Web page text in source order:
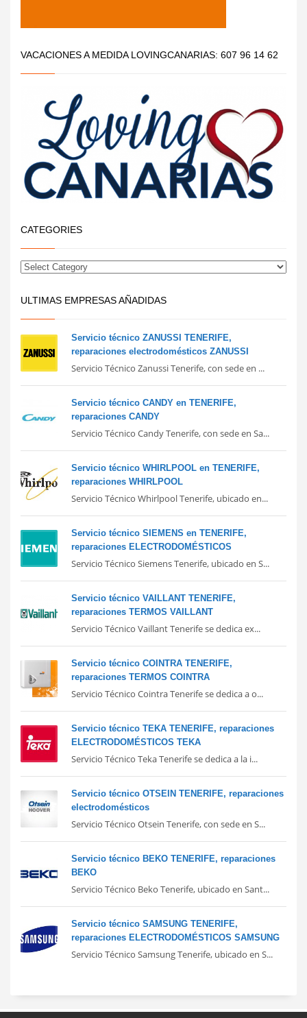
VACACIONES A MEDIDA LOVINGCANARIAS: 607 96 14 62
CATEGORIES
ULTIMAS EMPRESAS AÑADIDAS
Servicio técnico ZANUSSI TENERIFE,
reparaciones electrodomésticos ZANUSSI
Servicio Técnico Zanussi Tenerife, con sede en ...
Servicio técnico CANDY en TENERIFE,
reparaciones CANDY
Servicio Técnico Candy Tenerife, con sede en Sa...
Servicio técnico WHIRLPOOL en TENERIFE,
reparaciones WHIRLPOOL
Servicio Técnico Whirlpool Tenerife, ubicado en...
Servicio técnico SIEMENS en TENERIFE,
reparaciones ELECTRODOMÉSTICOS
Servicio Técnico Siemens Tenerife, ubicado en S...
Servicio técnico VAILLANT TENERIFE,
reparaciones TERMOS VAILLANT
Servicio Técnico Vaillant Tenerife se dedica ex...
Servicio técnico COINTRA TENERIFE,
reparaciones TERMOS COINTRA
Servicio Técnico Cointra Tenerife se dedica a o...
Servicio técnico TEKA TENERIFE, reparaciones
ELECTRODOMÉSTICOS TEKA
Servicio Técnico Teka Tenerife se dedica a la i...
Servicio técnico OTSEIN TENERIFE, reparaciones
electrodomésticos
Servicio Técnico Otsein Tenerife, con sede en S...
Servicio técnico BEKO TENERIFE, reparaciones
BEKO
Servicio Técnico Beko Tenerife, ubicado en Sant...
Servicio técnico SAMSUNG TENERIFE,
reparaciones ELECTRODOMÉSTICOS SAMSUNG
Servicio Técnico Samsung Tenerife, ubicado en S...